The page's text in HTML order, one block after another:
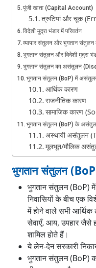
पूंजी खाता (Capital Account)
त्रुटियां और चूक
विदेशी मुद्रा भंडार में परिवर्तन
व्यापार संतुलन और भुगतान
भुगतान संतुलन और विदेशी मुद्रा
भुगतान संतुलन का असंतुलन
भुगतान संतुलन (BoP) में
आर्थिक कारण
राजनीतिक कारण
सामाजिक कारण
भुगतान संतुलन (BoP) के
अस्थायी असंतुलन
मूलभूत/मौलिक
चक्रीय असंतुलन
संरचनात्मक
भुगतान संतुलन में असंतुलन को
स्वचालित सुधार (Automatic
जानबूझकर उठाए गए कदम
मौद्रिक उपाय
मौद्रिक
अवमूल्यन
विनिमय
भुगतान संतुलन
भुगतान संतुलन (BoP)
निवासियों के बीच एक
में होने वाले सभी
सेवाएँ, आय, उपहार जैसे
शामिल होते हैं।
ये लेन-देन सरकारी
भुगतान संतुलन (BoP)